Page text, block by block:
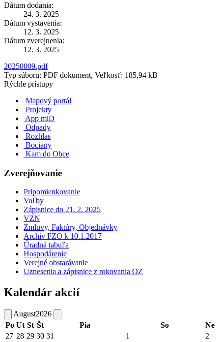
Dátum dodania:
24. 3. 2025
Dátum vystavenia:
12. 3. 2025
Dátum zverejnenia:
12. 3. 2025
20250009.pdf
Typ súboru: PDF dokument, Veľkosť: 185,94 kB
Rýchle prístupy
Mapový portál
Projekty
App miD
Odpady
Rozhlas
Bociany
Kam do Obce
Zverejňovanie
Pripomienkovanie
Voľby
Zápisnice do 21. 2. 2025
VZN
Zmluvy, Faktúry, Objednávky
Archiv FZO k 10.1.2017
Úradná tabuľa
Hospodárenie
Verejné obstarávanie
Uznesenia a zápisnice z rokovania OZ
Kalendár akcií
August2026
Po Ut St Št Pia So
Ne
27 28 29 30 31 1 2